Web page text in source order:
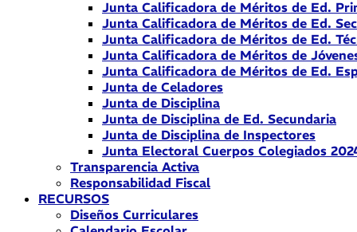
Junta Calificadora de Méritos de Ed.
Junta Calificadora de Méritos de Ed.
Junta Calificadora de Méritos de Ed.
Junta Calificadora de Méritos de
Junta Calificadora de Méritos de Ed.
Junta de Celadores
Junta de Disciplina
Junta de Disciplina de Ed. Secundaria
Junta de Disciplina de Inspectores
Junta Electoral Cuerpos Colegiados
Transparencia Activa
Responsabilidad Fiscal
RECURSOS
Diseños Curriculares